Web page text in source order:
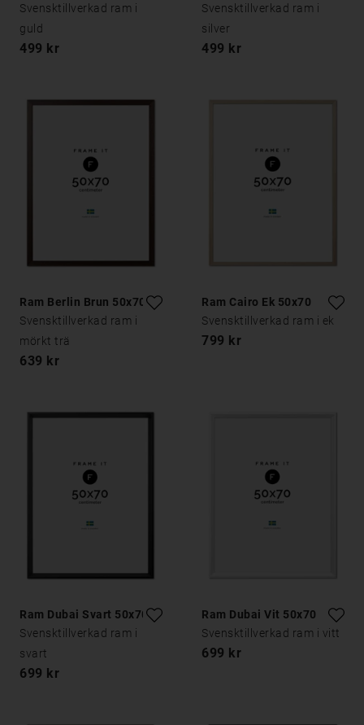
Svensktillverkad ram i
guld
499 kr
Svensktillverkad ram i
silver
499 kr
Ram Berlin Brun 50x70
Svensktillverkad ram i
mörkt trä
639 kr
Ram Cairo Ek 50x70
Svensktillverkad ram i ek
799 kr
Ram Dubai Svart 50x70
Svensktillverkad ram i
svart
699 kr
Ram Dubai Vit 50x70
Svensktillverkad ram i vitt
699 kr